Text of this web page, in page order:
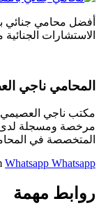
أفضل محامي جنائي
الاستشارات
المحامي ناجي
مكتب ناجي العصيمي
مرخصة ومسجلة لدى
المتخصصة في
Whatsapp Whatsapp
روابط مهمة